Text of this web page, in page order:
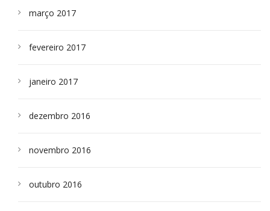
março 2017
fevereiro 2017
janeiro 2017
dezembro 2016
novembro 2016
outubro 2016